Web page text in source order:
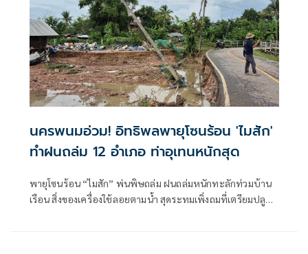
นครพนมอ่วม! อิทธิพลพายุโซนร้อน 'ไมสัก'
ทำฝนถล่ม 12 อำเภอ ท่าอุเทนหนักสุด
พายุโซนร้อน “ไมสัก” พ่นพิษถล่ม ฝนถล่มหนักทะลักท่วมบ้าน
เรือน สิ่งของเครื่องใช้ลอยตามน้ำ สุดระทมเพิ่งถมที่เตรียมปลูก